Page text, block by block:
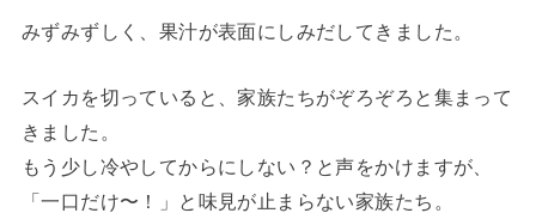
みずみずしく、果汁が表面にしみだしてきました。
スイカを切っていると、家族たちがぞろぞろと集まって
きました。
もう少し冷やしてからにしない？と声をかけますが、
「一口だけ〜！」と味見が止まらない家族たち。